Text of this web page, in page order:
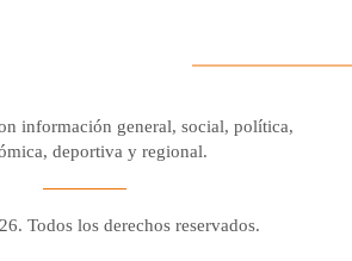
información general, social, política,
deportiva y regional.
Todos los derechos reservados.